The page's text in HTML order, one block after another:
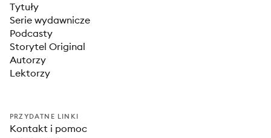
Tytuły
Serie wydawnicze
Podcasty
Storytel Original
Autorzy
Lektorzy
PRZYDATNE LINKI
Kontakt i pomoc